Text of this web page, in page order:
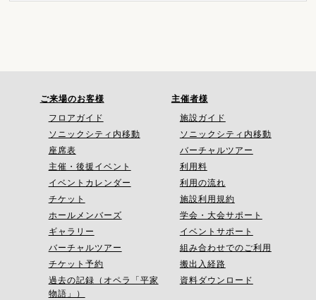
ご来場のお客様
フロアガイド
ソニックシティ内移動
座席表
主催・後援イベント
イベントカレンダー
チケット
ホールメンバーズ
ギャラリー
バーチャルツアー
チケット予約
過去の記録（オペラ「平家
物語」）
主催者様
施設ガイド
ソニックシティ内移動
バーチャルツアー
利用料
利用の流れ
施設利用規約
学会・大会サポート
イベントサポート
組み合わせでのご利用
搬出入経路
資料ダウンロード